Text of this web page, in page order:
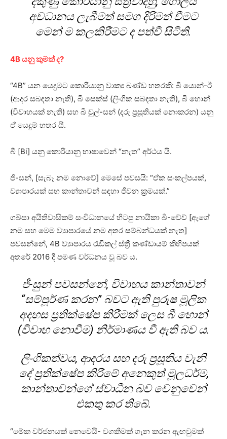
අවධානය ලැබීමත් සමග දිරිමත් වීමට
මෙන් ම කලකිරීමට ද පත්වී සිටිති.
4B යනු කුමක් ද?
“4B” යන යෙදුමට කොරියානු වාක්‍ය ඛණ්ඩ හතරකි: බී යොන්-ඊ
(ආදර සබඳතා නැති), බී සෙක්ස් (ලිංගික සබඳතා නැති), බී හොන්
(විවාහයක් නැති) සහ බී චුල්-සන් (දරු ප්‍රසූතියක් නොකරන) යනු
ඒ යෙදුම් හතර යි.
බී [Bi] යනු කොරියානු භාෂාවෙන් “නැත” අර්ථය යි.
ජි-සන්, [සැබෑ නම නොවේ] මෙසේ පවසයි: “ඒක සංකල්පයක්,
ව්‍යාපාරයක් සහ කාන්තාවන් සඳහා ජීවන ක්‍රමයක්.”
ගබ්සා අයිතිවාසිකම් සංවිධානයේ හිටපු නායිකා බී-වේව් [ඇගේ
නම සහ මෙම ව්‍යාපාරයේ නම අතර සම්බන්ධයක් නැත]
පවසන්නේ, 4B ව්‍යාපාරය රැඩිකල් ස්ත්‍රී කණ්ඩායම් කිහිපයක්
අතරේ 2016 දී පමණ වර්ධනය වූ බව ය.
ජී-සුන් පවසන්නේ, විවාහය කාන්තාවන්
“සම්පූර්ණ කරන” බවට ඇති පුරුෂ මූලික
අදහස ප්‍රතික්ෂේප කිරීමක් ලෙස බී හොන්
(විවාහ නොවීම) නිර්මාණය වී ඇති බව ය.
ලිංගිකත්වය, ආදරය සහ දරු ප්‍රසූතිය වැනි
දේ ප්‍රතික්ෂේප කිරීමේ අනෙකුත් මූලධර්ම,
කාන්තාවන්ගේ ස්වාධීන බව වෙනුවෙන්
එකතු කර තිබේ.
“මේක වර්ජනයක් නෙවෙයි- වගකීමක් ගැන කරන ඇඟවුමක්